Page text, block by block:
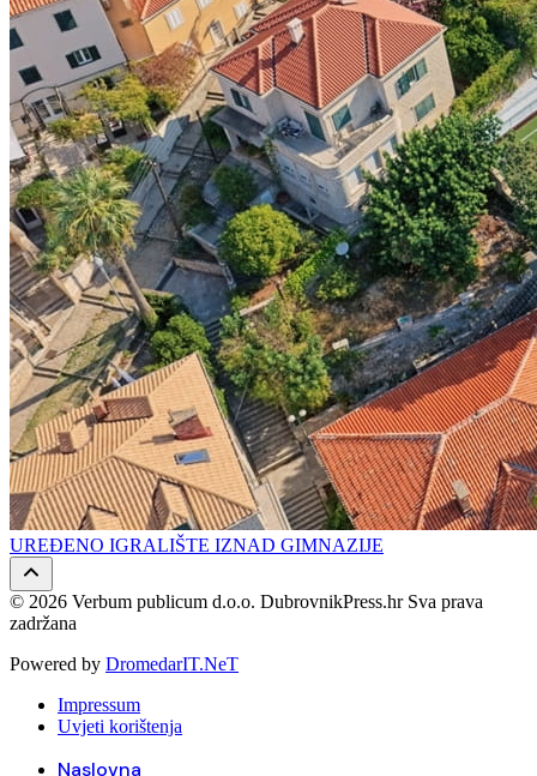
UREĐENO IGRALIŠTE IZNAD GIMNAZIJE
© 2026 Verbum publicum d.o.o. DubrovnikPress.hr Sva prava
zadržana
Powered by DromedarIT.NeT
Impressum
Uvjeti korištenja
Naslovna